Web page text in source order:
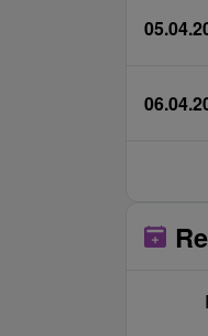
s
TIPY